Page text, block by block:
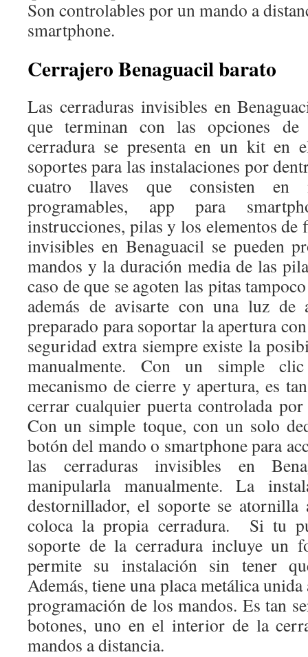
Son controlables por un mando a
smartphone.
Cerrajero Benaguacil barato
Las cerraduras invisibles en
que terminan con las opciones
cerradura se presenta en un kit en
soportes para las instalaciones por
cuatro llaves que consisten en
programables, app para
instrucciones, pilas y los elementos de
invisibles en Benaguacil se pueden
mandos y la duración media de las
caso de que se agoten las pitas
además de avisarte con una luz de
preparado para soportar la apertura
seguridad extra siempre existe la
manualmente. Con un simple
mecanismo de cierre y apertura, es
cerrar cualquier puerta controlada
Con un simple toque, con un solo
botón del mando o smartphone para
las cerraduras invisibles en
manipularla manualmente. La
destornillador, el soporte se
coloca la propia cerradura. Si tu
soporte de la cerradura incluye un
permite su instalación sin tener
Además, tiene una placa metálica
programación de los mandos. Es tan
botones, uno en el interior de la
mandos a distancia.